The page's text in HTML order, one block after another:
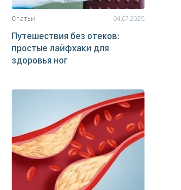
Статьи 04.07.2025
Путешествия без отеков:
простые лайфхаки для
здоровья ног